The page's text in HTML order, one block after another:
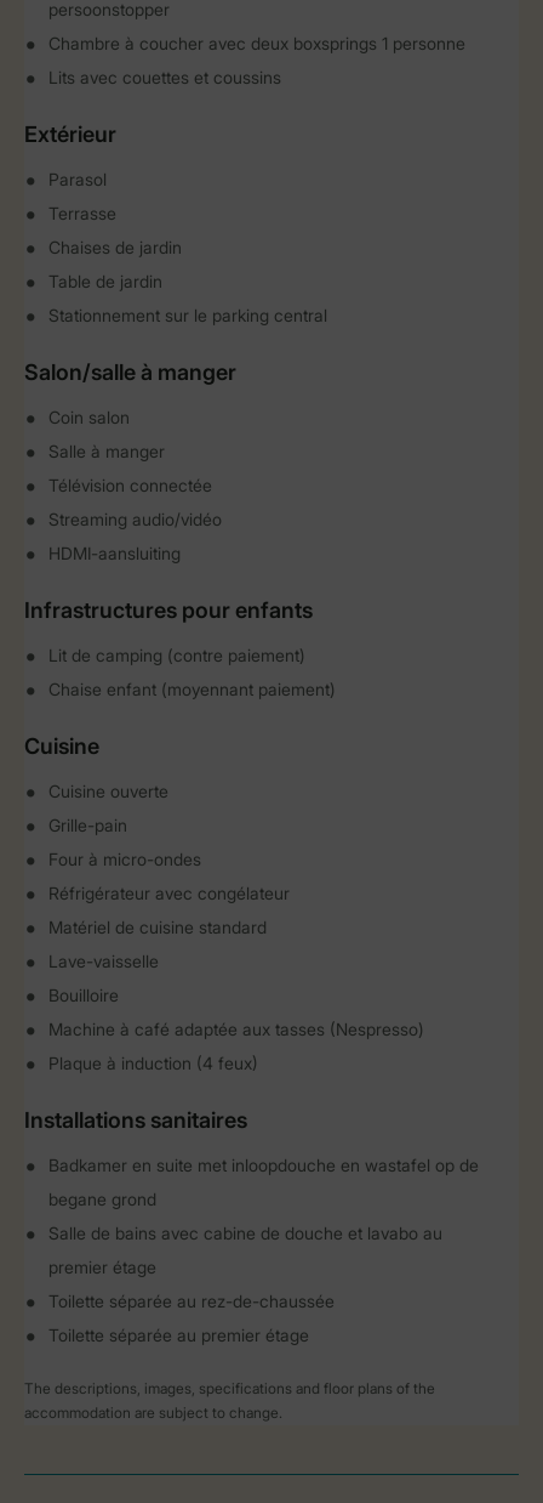
persoonstopper
Chambre à coucher avec deux boxsprings 1 personne
Lits avec couettes et coussins
Extérieur
Parasol
Terrasse
Chaises de jardin
Table de jardin
Stationnement sur le parking central
Salon/salle à manger
Coin salon
Salle à manger
Télévision connectée
Streaming audio/vidéo
HDMI-aansluiting
Infrastructures pour enfants
Lit de camping (contre paiement)
Chaise enfant (moyennant paiement)
Cuisine
Cuisine ouverte
Grille-pain
Four à micro-ondes
Réfrigérateur avec congélateur
Matériel de cuisine standard
Lave-vaisselle
Bouilloire
Machine à café adaptée aux tasses (Nespresso)
Plaque à induction (4 feux)
Installations sanitaires
Badkamer en suite met inloopdouche en wastafel op de
begane grond
Salle de bains avec cabine de douche et lavabo au
premier étage
Toilette séparée au rez-de-chaussée
Toilette séparée au premier étage
The descriptions, images, specifications and floor plans of the
accommodation are subject to change.